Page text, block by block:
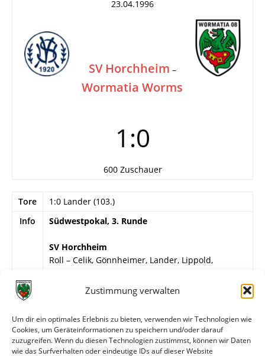
Zustimmung verwalten
Um dir ein optimales Erlebnis zu bieten, verwenden wir Technologien wie
Cookies, um Geräteinformationen zu speichern und/oder darauf
zuzugreifen. Wenn du diesen Technologien zustimmst, können wir Daten
wie das Surfverhalten oder eindeutige IDs auf dieser Website
23.04.1996
SV Horchheim –
Wormatia Worms
1:0
600 Zuschauer
Tore
1:0 Lander (103.)
Info
Südwestpokal, 3. Runde
SV Horchheim
Roll – Celik, Gönnheimer, Lander, Lippold,
Hebenstreit (70. Cinar).
Reichel – Lamoth, Mager, Reeb, Merz (46. Balz),
Jünger, M. Fröhlich, Zimmer, Bäcker (73. Graber),
S. Schmitt, T. Bopp.